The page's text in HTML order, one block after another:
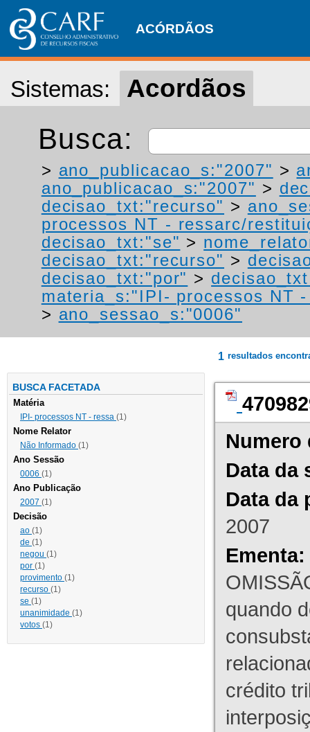
ACÓRDÃOS
Sistemas: Acordãos
Busca:
> ano_publicacao_s:"2007" >
ano_publicacao_s:"2007" >
decisao_txt:"recurso" >
processos NT - ressarc/
decisao_txt:"se" >
decisao_txt:"recurso" >
decisao_txt:"por" >
materia_s:"IPI- processos NT
> ano_sessao_s:"0006"
BUSCA FACETADA
Matéria
IPI- processos NT - ressa (1)
Nome Relator
Não Informado (1)
Ano Sessão
0006 (1)
Ano Publicação
2007 (1)
Decisão
ao (1)
de (1)
negou (1)
por (1)
provimento (1)
recurso (1)
se (1)
unanimidade (1)
votos (1)
1 resultados
Numero
Data da
Data da
2007
Ementa:
quando
crédito